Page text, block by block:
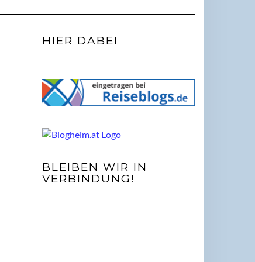
HIER DABEI
BLEIBEN WIR IN
VERBINDUNG!